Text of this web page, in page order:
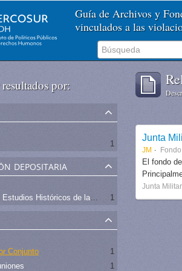
Guía de Archivos y
vinculados a las
por:
1
depositaria
Dirección de Estudios Históricos de la Fuerza Aérea
1
Conjunto
1
1
Junta
JM Fondo
El fondo
Junta